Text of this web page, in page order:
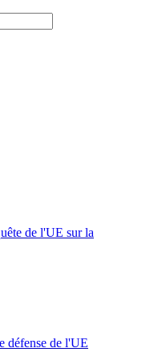
de l'UE sur la
défense de l'UE